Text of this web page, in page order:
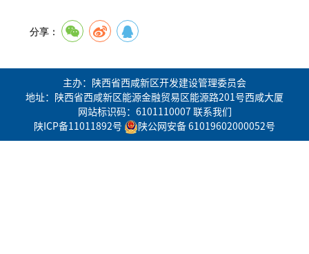
分享：
主办：陕西省西咸新区开发建设管理委员会
地址：陕西省西咸新区能源金融贸易区能源路201号西咸大厦
网站标识码：6101110007 联系我们
陕ICP备11011892号
陕公网安备 61019602000052号